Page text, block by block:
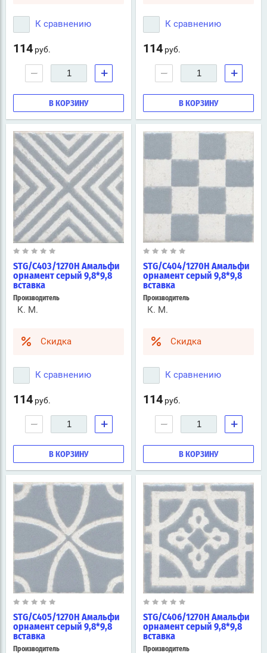
К сравнению
114 руб.
− +
В КОРЗИНУ
К сравнению
114 руб.
− +
В КОРЗИНУ
STG/C403/1270H Амальфи
орнамент серый 9,8*9,8
вставка
Производитель
К. М.
Скидка
К сравнению
114 руб.
− +
В КОРЗИНУ
STG/C404/1270H Амальфи
орнамент серый 9,8*9,8
вставка
Производитель
К. М.
Скидка
К сравнению
114 руб.
− +
В КОРЗИНУ
STG/C405/1270H Амальфи
орнамент серый 9,8*9,8
вставка
Производитель
STG/C406/1270H Амальфи
орнамент серый 9,8*9,8
вставка
Производитель